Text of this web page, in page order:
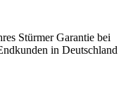
Stürmer Garantie bei
in Deutschland